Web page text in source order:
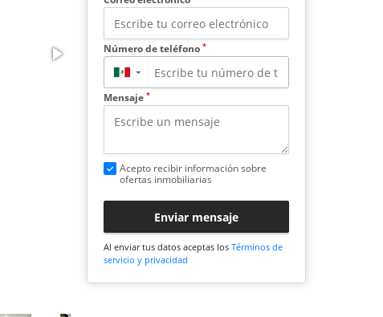
Número de teléfono *
▼
Mensaje *
Acepto recibir información sobre
ofertas inmobiliarias
Enviar mensaje
Al enviar tus datos aceptas los Términos de
servicio y privacidad